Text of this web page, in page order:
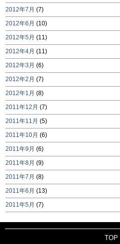
2012年7月 (7)
2012年6月 (10)
2012年5月 (11)
2012年4月 (11)
2012年3月 (6)
2012年2月 (7)
2012年1月 (8)
2011年12月 (7)
2011年11月 (5)
2011年10月 (6)
2011年9月 (6)
2011年8月 (9)
2011年7月 (8)
2011年6月 (13)
2011年5月 (7)
TOP